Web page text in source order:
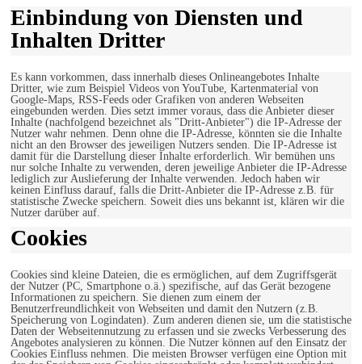
Einbindung von Diensten und
Inhalten Dritter
Es kann vorkommen, dass innerhalb dieses Onlineangebotes Inhalte
Dritter, wie zum Beispiel Videos von YouTube, Kartenmaterial von
Google-Maps, RSS-Feeds oder Grafiken von anderen Webseiten
eingebunden werden. Dies setzt immer voraus, dass die Anbieter dieser
Inhalte (nachfolgend bezeichnet als "Dritt-Anbieter") die IP-Adresse der
Nutzer wahr nehmen. Denn ohne die IP-Adresse, könnten sie die Inhalte
nicht an den Browser des jeweiligen Nutzers senden. Die IP-Adresse ist
damit für die Darstellung dieser Inhalte erforderlich. Wir bemühen uns
nur solche Inhalte zu verwenden, deren jeweilige Anbieter die IP-Adresse
lediglich zur Auslieferung der Inhalte verwenden. Jedoch haben wir
keinen Einfluss darauf, falls die Dritt-Anbieter die IP-Adresse z.B. für
statistische Zwecke speichern. Soweit dies uns bekannt ist, klären wir die
Nutzer darüber auf.
Cookies
Cookies sind kleine Dateien, die es ermöglichen, auf dem Zugriffsgerät
der Nutzer (PC, Smartphone o.ä.) spezifische, auf das Gerät bezogene
Informationen zu speichern. Sie dienen zum einem der
Benutzerfreundlichkeit von Webseiten und damit den Nutzern (z.B.
Speicherung von Logindaten). Zum anderen dienen sie, um die statistische
Daten der Webseitennutzung zu erfassen und sie zwecks Verbesserung des
Angebotes analysieren zu können. Die Nutzer können auf den Einsatz der
Cookies Einfluss nehmen. Die meisten Browser verfügen eine Option mit